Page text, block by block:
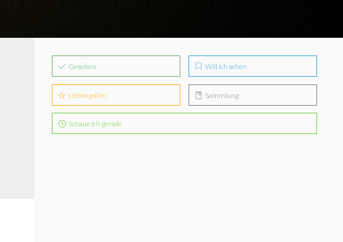
Gesehen Will ich sehen
Lieblingsfilm Sammlung
Schaue ich gerade